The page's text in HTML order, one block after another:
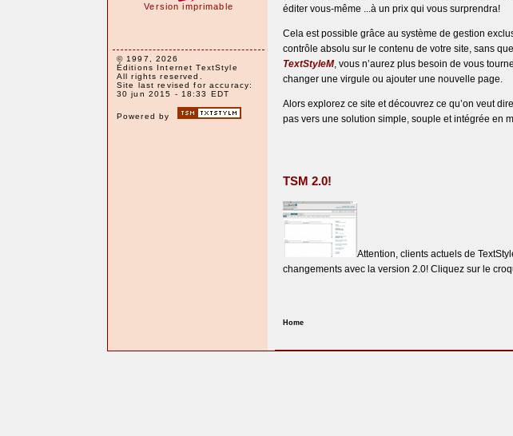
Version imprimable
© 1997, 2026
Éditions Internet TextStyle
All rights reserved.
Site last revised for accuracy:
30 jun 2015 - 18:33 EDT
Powered by
éditer vous-même ...à un prix qui vous surprendra!
Cela est possible grâce au système de gestion
contrôle absolu sur le contenu de votre site, sans
TextStyleM, vous n’aurez plus besoin de vous
changer une virgule ou ajouter une nouvelle page.
Alors explorez ce site et découvrez ce qu’on veut
pas vers une solution simple, souple et intégrée en
TSM 2.0!
Attention, clients actuels de
changements avec la version 2.0! Cliquez sur le
Home